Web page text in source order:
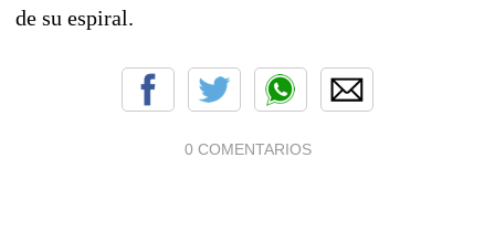
de su espiral.
0 COMENTARIOS